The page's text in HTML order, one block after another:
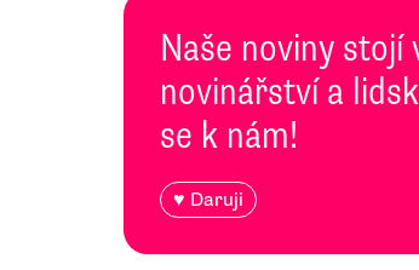
Naše noviny stojí
novinářství a
se k nám!
♥ Daruji